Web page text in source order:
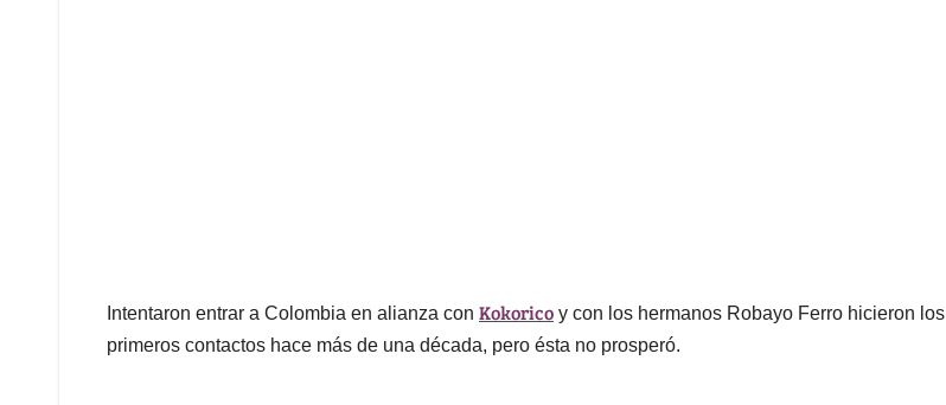
Intentaron entrar a Colombia en alianza con Kokorico y con los hermanos Robayo Ferro hicieron los
primeros contactos hace más de una década, pero ésta no prosperó.